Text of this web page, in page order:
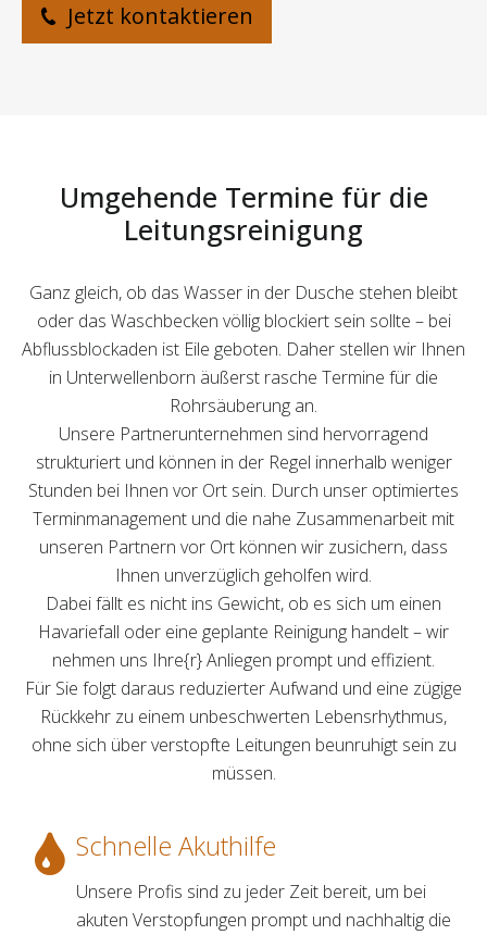
Jetzt kontaktieren
Umgehende Termine für die
Leitungsreinigung
Ganz gleich, ob das Wasser in der Dusche stehen bleibt
oder das Waschbecken völlig blockiert sein sollte – bei
Abflussblockaden ist Eile geboten. Daher stellen wir Ihnen
in Unterwellenborn äußerst rasche Termine für die
Rohrsäuberung an.
Unsere Partnerunternehmen sind hervorragend
strukturiert und können in der Regel innerhalb weniger
Stunden bei Ihnen vor Ort sein. Durch unser optimiertes
Terminmanagement und die nahe Zusammenarbeit mit
unseren Partnern vor Ort können wir zusichern, dass
Ihnen unverzüglich geholfen wird.
Dabei fällt es nicht ins Gewicht, ob es sich um einen
Havariefall oder eine geplante Reinigung handelt – wir
nehmen uns Ihre{r} Anliegen prompt und effizient.
Für Sie folgt daraus reduzierter Aufwand und eine zügige
Rückkehr zu einem unbeschwerten Lebensrhythmus,
ohne sich über verstopfte Leitungen beunruhigt sein zu
müssen.
Schnelle Akuthilfe
Unsere Profis sind zu jeder Zeit bereit, um bei
akuten Verstopfungen prompt und nachhaltig die